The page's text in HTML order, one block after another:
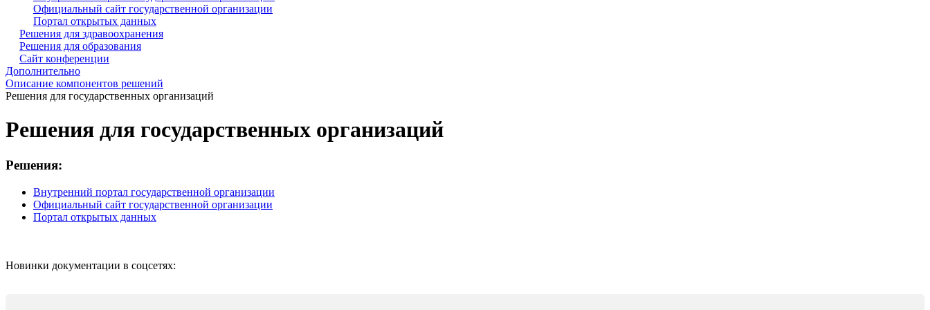
Официальный сайт государственной организации
Портал открытых данных
Решения для здравоохранения
Решения для образования
Сайт конференции
Дополнительно
Описание компонентов решений
Решения для государственных организаций
Решения для государственных организаций
Решения:
Внутренний портал государственной организации
Официальный сайт государственной организации
Портал открытых данных
Новинки документации в соцсетях: